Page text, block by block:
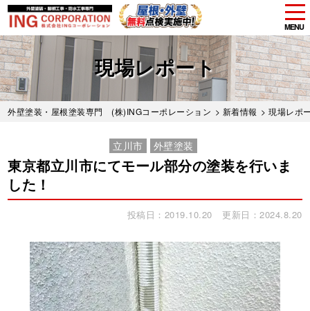
Skip
to
main
content
MENU
現場レポート
外壁塗装・屋根塗装専門 (株)INGコーポレーション > 新着情報 >現場レポ
立川市 外壁塗装
東京都立川市にてモール部分の塗装を行いま
した！
投稿日：2019.10.20 更新日：2024.8.20